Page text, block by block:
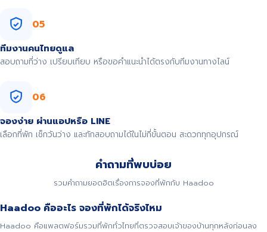
05
ทีมงานคนไทยดูแล
สอบถามที่ว่าง เปรียบเทียบ หรือขอคำแนะนำได้ตรงกับทีมงานทางไลน์
06
จองง่าย ผ่านแอปหรือ LINE
เลือกที่พัก เช็กวันว่าง และทักสอบถามได้ในไม่กี่ขั้นตอน สะดวกทุกอุปกรณ์
คำถามที่พบบ่อย
รวมคำถามยอดฮิตเรื่องการจองที่พักกับ Haadoo
Haadoo คืออะไร จองที่พักได้จริงไหม
Haadoo คือแพลตฟอร์มรวมที่พักทั่วไทยที่ตรวจสอบเจ้าของบ้านทุกหลังก่อนลง